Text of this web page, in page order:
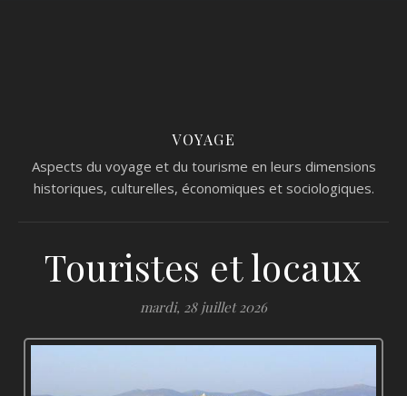
VOYAGE
Aspects du voyage et du tourisme en leurs dimensions
historiques, culturelles, économiques et sociologiques.
Touristes et locaux
mardi, 28 juillet 2026